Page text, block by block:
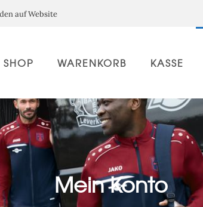
auf Website
SHOP WARENKORB KASSE
Mein Konto